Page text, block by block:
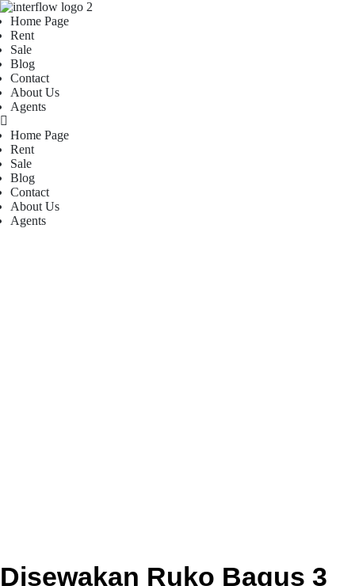
Home Page
Rent
Sale
Blog
Contact
About Us
Agents
Home Page
Rent
Sale
Blog
Contact
About Us
Agents
Disewakan Ruko Bagus 3